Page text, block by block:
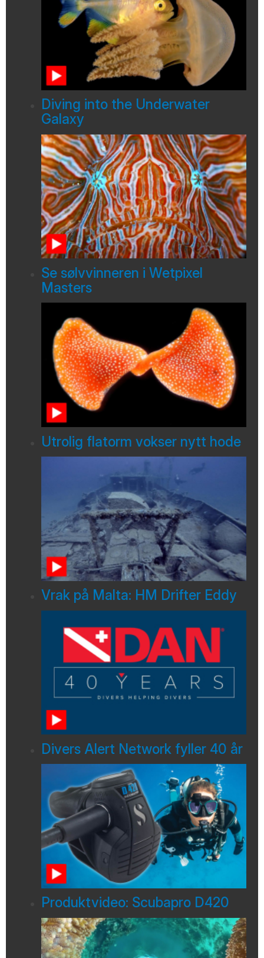
Diving into the Underwater
Galaxy
Se sølvvinneren i Wetpixel
Masters
Utrolig flatorm vokser nytt hode
Vrak på Malta: HM Drifter Eddy
Divers Alert Network fyller 40 år
Produktvideo: Scubapro D420